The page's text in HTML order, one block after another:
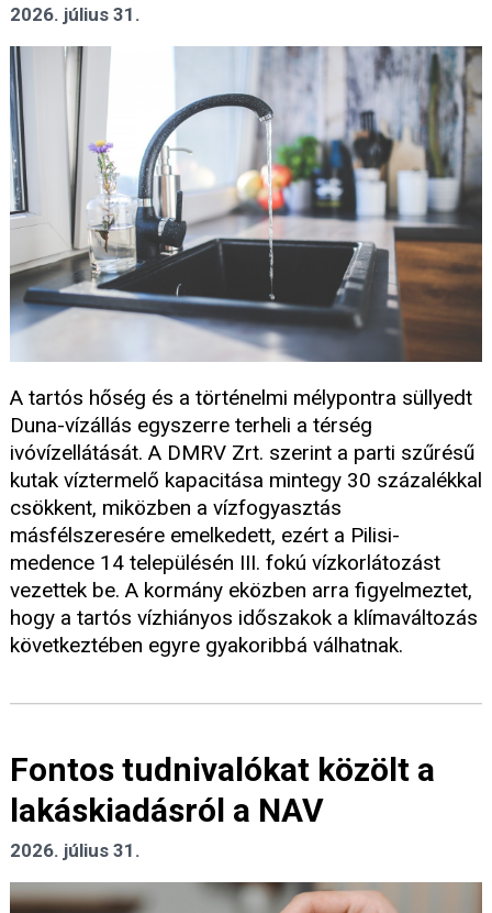
2026. július 31.
A tartós hőség és a történelmi mélypontra süllyedt
Duna-vízállás egyszerre terheli a térség
ivóvízellátását. A DMRV Zrt. szerint a parti szűrésű
kutak víztermelő kapacitása mintegy 30 százalékkal
csökkent, miközben a vízfogyasztás
másfélszeresére emelkedett, ezért a Pilisi-
medence 14 településén III. fokú vízkorlátozást
vezettek be. A kormány eközben arra figyelmeztet,
hogy a tartós vízhiányos időszakok a klímaváltozás
következtében egyre gyakoribbá válhatnak.
Fontos tudnivalókat közölt a
lakáskiadásról a NAV
2026. július 31.